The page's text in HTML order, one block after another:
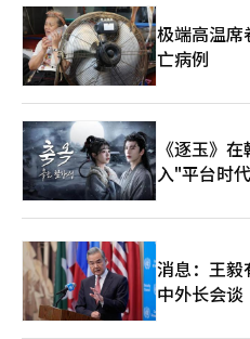
了韩国于贫困，民主化使韩国成
改造成为决定韩国下一个100年
会，但韩国现在再次迎来了机会
时间，更是决定未来50年韩国国
而是规划。是时候重塑韩国的未
系统翻译与编辑。
的本地货币换算额也随之增加。 然而，同样的政策对普通国民却
呈现出不同的面貌。货币价值低
对出口企业而言，这如同补贴，
超低利率同样如此。低利率对企
会给房地产市场带来过多流动性
向房地产、土地和金融资产，导
得更加富裕，而没有资产的青年
机会。 这正是加剧台湾房地产两极化的重要背景。最终，货币政
策与产业政策结合，形成了对出
工资生活者和青年群体不利的结构。 一些外媒批评这种台湾
盾为“福尔摩沙流感”，正是因
称。整个国家在高科技产业中成
善，大企业在全球市场中获胜，
的困扰中挣扎，这种病态结构值
部却积累着深重的疲惫，这正是台
然，台湾半导体的成功不应被贬
兰西曾将危机定义为“旧世界正
期”。从某种意义上说，今天的
支撑工业化时代的制度框架正在
新制度、新规则尚未完全建立。
确定性的，正是年轻一代。 因此，韩国社会需要做的，不是压制
不满，而是将焦虑转化为希望。 要为青年创造更多发展机会，建
设更加开放和包容的创新生态；
来产业需求；要减少不必要的行
有利益群体展现更多包容与担当，为
青年声音，不仅仅停留于情绪表
进社会进步的重要契机。真正成
于尊重不同意见，并在对话中寻找共同
国，比起新的阵营对立，更需要
宅“晴海广场”入住率开始，人口
录。 人口减少还导致公共费用负担加重。读卖新闻报道，人口减
少幅度在全国地方自治体中排名
下水道收费收入减少，决定从10
用户减少，设施维护费用也难以降低。 社会保障负担也在
第一生命资产管理经济研究所首
年每位劳动者承担的社会保障费
248万日元，增幅约为20%。即使
阻止劳动人口的减少。 野村综合研究所顾问增田博也在日经中表
示：“日本人口将进入每年减少
势调查时，总人口将降至1亿
城市、基础设施和社会保障制度
翻译与编辑。
极端高温席
亡病例
《逐玉》
入"平台时
消息：王毅
中外长会谈